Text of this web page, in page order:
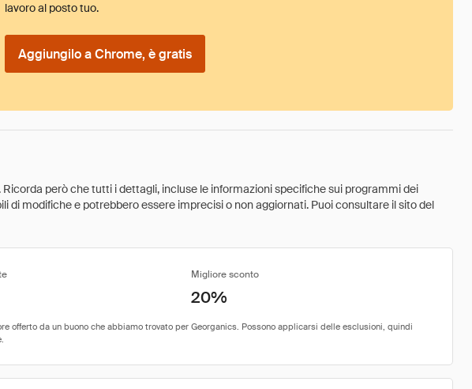
lavoro al posto tuo.
Aggiungilo a Chrome, è gratis
però che tutti i dettagli, incluse le informazioni specifiche sui programmi dei
di modifiche e potrebbero essere imprecisi o non aggiornati. Puoi consultare il sito del
Migliore sconto
20%